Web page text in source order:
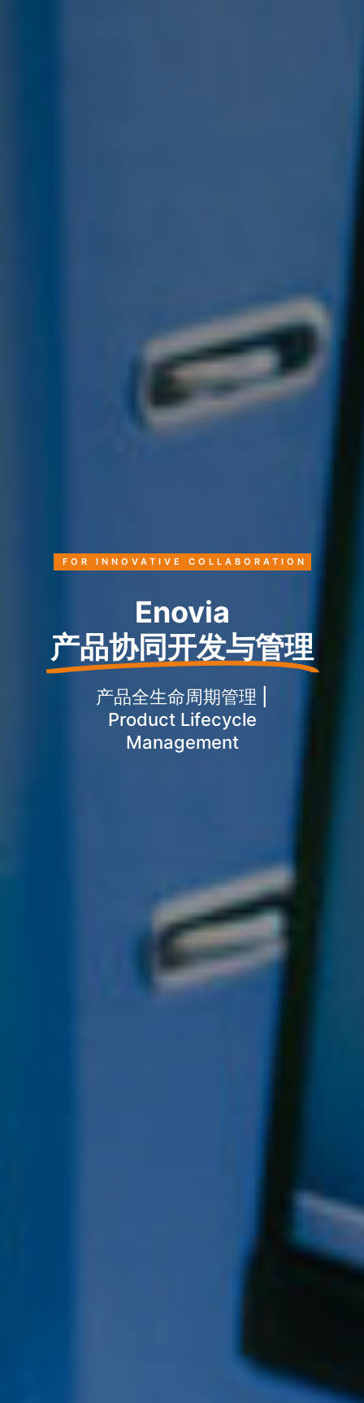
FOR INNOVATIVE COLLABORATION
Enovia
产品协同开发与管理
产品全生命周期管理 |
Product Lifecycle
Management